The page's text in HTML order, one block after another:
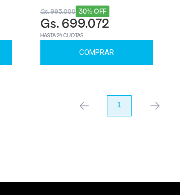
30% OFF
Gs. 993.000
Gs. 699.072
HASTA 24 CUOTAS
COMPRAR
anterior 1 próximo